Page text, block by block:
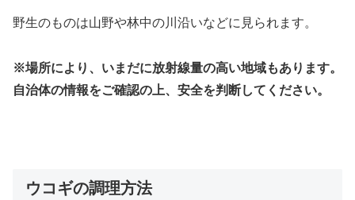
野生のものは山野や林中の川沿いなどに見られます。
※場所により、いまだに放射線量の高い地域もあります。
自治体の情報をご確認の上、安全を判断してください。
ウコギの調理方法